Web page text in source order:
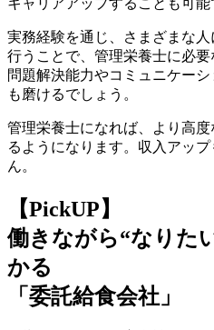
実務経験を通じ、さまざまな
行うことで、管理栄養士に必要
問題解決能力やコミュニケー
も磨けるでしょう。
管理栄養士になれば、
より高
る ようになります。収入アッ
ん。
【PickUP】
働きながら“なりた
かる
「委託給食会社」